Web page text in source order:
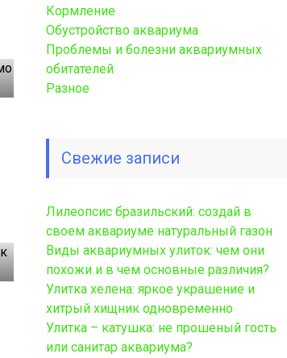
Кормление
Обустройство аквариума
Проблемы и болезни аквариумных
обитателей
Разное
Свежие записи
Лилеопсис бразильский: создай в
своем аквариуме натуральный газон
Виды аквариумных улиток: чем они
похожи и в чем основные различия?
Улитка хелена: яркое украшение и
хитрый хищник одновременно
Улитка – катушка: не прошеный гость
или санитар аквариума?